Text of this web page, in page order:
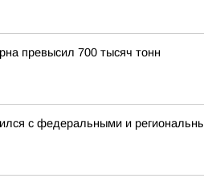
превысил 700 тысяч тонн
с федеральными и